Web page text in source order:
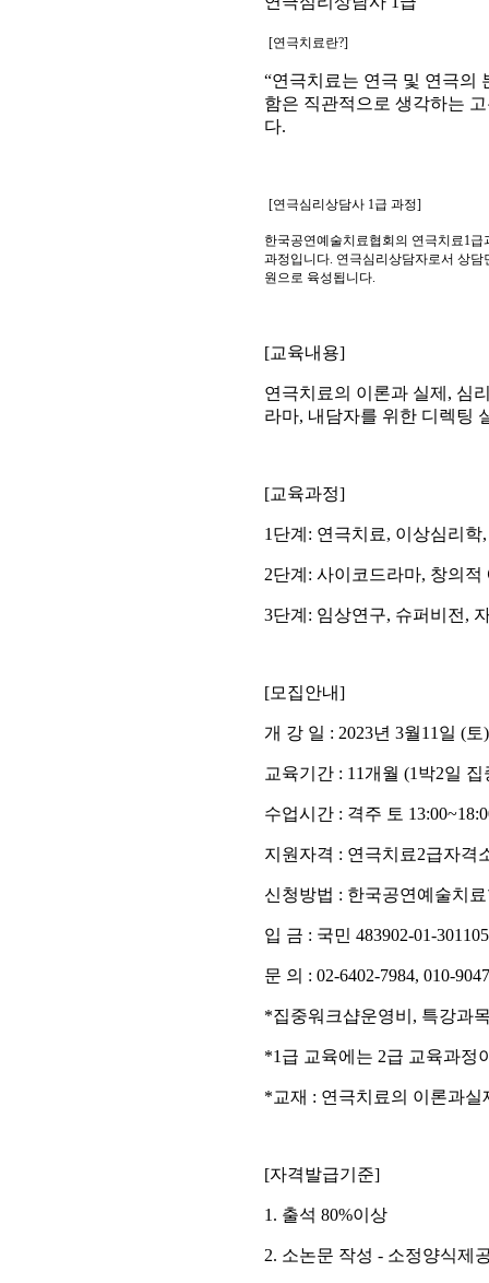
[연극치료란?]
“연극치료는 연극 및 연극의
함은 직관적으로 생각하는
다.
[연극심리상담사 1급 과정]
한국공연예술치료협회의 연극치료1급
과정입니다. 연극심리상담자로서 상
원으로 육성됩니다.
[교육내용]
연극치료의 이론과 실제 , 심
라마, 내담자를 위한 디렉팅
[교육과정]
1 단계 : 연극치료, 이상심리학
2단계 :사이코드라마, 창의적
3단계 : 임상연구, 슈퍼비전 ,
[모집안내]
개 강 일 : 2023년3월11 일(토
교육기간 : 11개월(1 박2일 집
수업시간 : 격주 토
지원자격 : 연극치료2급자격
신청방법 : 한국공연예술치
입 금 : 국민483902-01-
문 의 : 02-6402-7984, 010-
*집중워크샵운영비 , 특강과
*1 급 교육에는 2급 교육과정
*교재 : 연극치료의 이론과실
[자격발급기준]
1. 출석80%이상
2. 소논문 작성- 소정양식제